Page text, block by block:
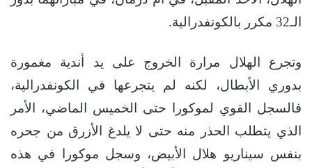
الـ32 مكرر بالكونفدرالية.
وتجرع الهلال مرارة الخروج على يد أندية مغمورة
بدوري الأبطال، لكنه لم يتجرعها في الكونفدرالية،
فالسجل القوي لموكورا حتى الخميس الماضي، الأمر
الذي يتطلب الحذر منه حتى لا يلدغ الأزرق من جحره
بنفس سيناريو هلال الأبيض، وسجل موكورا في هذه